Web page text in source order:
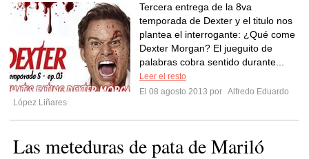
Tercera entrega de la 8va
temporada de Dexter y el titulo nos
plantea el interrogante: ¿Qué come
Dexter Morgan? El jueguito de
palabras cobra sentido durante...
Leer el resto
El 08 agosto 2013 por Alfredo Eduardo
López Liñares
Las meteduras de pata de Mariló